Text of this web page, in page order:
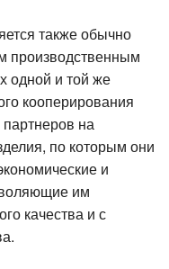
также обычно
производственным
одной и той же
кооперирования
на
по которым они
и
им
качества и с